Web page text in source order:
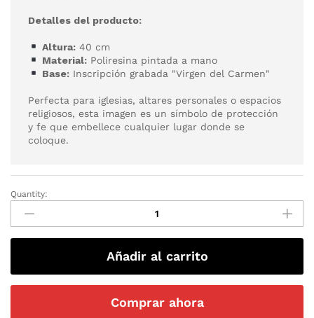
Detalles del producto:
Altura:40 cm
Material:Poliresina pintada a mano
Base:Inscripción grabada "Virgen del Carmen"
Perfecta para iglesias, altares personales o espacios
religiosos, esta imagen es un símbolo de protección
y fe que embellece cualquier lugar donde se
coloque.
Quantity:
Añadir al carrito
Comprar ahora